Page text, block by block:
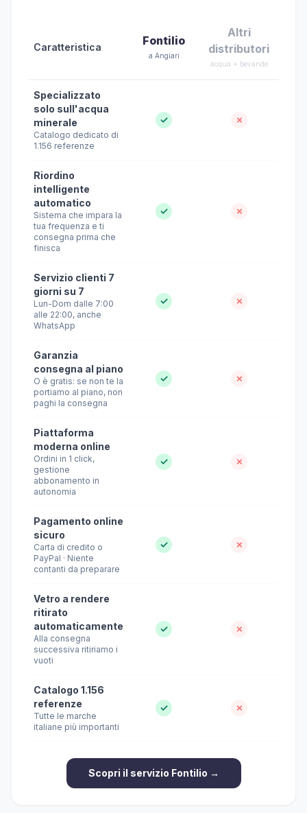
Caratteristica Fontilio
a Angiari
Altri
distributori
acqua + bevande
Specializzato
solo sull'acqua
minerale
Catalogo dedicato di
1.156 referenze
✓ ✗
Riordino
intelligente
automatico
Sistema che impara la
tua frequenza e ti
consegna prima che
finisca
✓ ✗
Servizio clienti 7
giorni su 7
Lun-Dom dalle 7:00
alle 22:00, anche
WhatsApp
✓ ✗
Garanzia
consegna al piano
O è gratis: se non te la
portiamo al piano, non
paghi la consegna
✓ ✗
Piattaforma
moderna online
Ordini in 1 click,
gestione
abbonamento in
autonomia
✓ ✗
Pagamento online
sicuro
Carta di credito o
PayPal · Niente
contanti da preparare
✓ ✗
Vetro a rendere
ritirato
automaticamente
Alla consegna
successiva ritiriamo i
vuoti
✓ ✗
Catalogo 1.156
referenze
Tutte le marche
italiane più importanti
✓ ✗
Scopri il servizio Fontilio →